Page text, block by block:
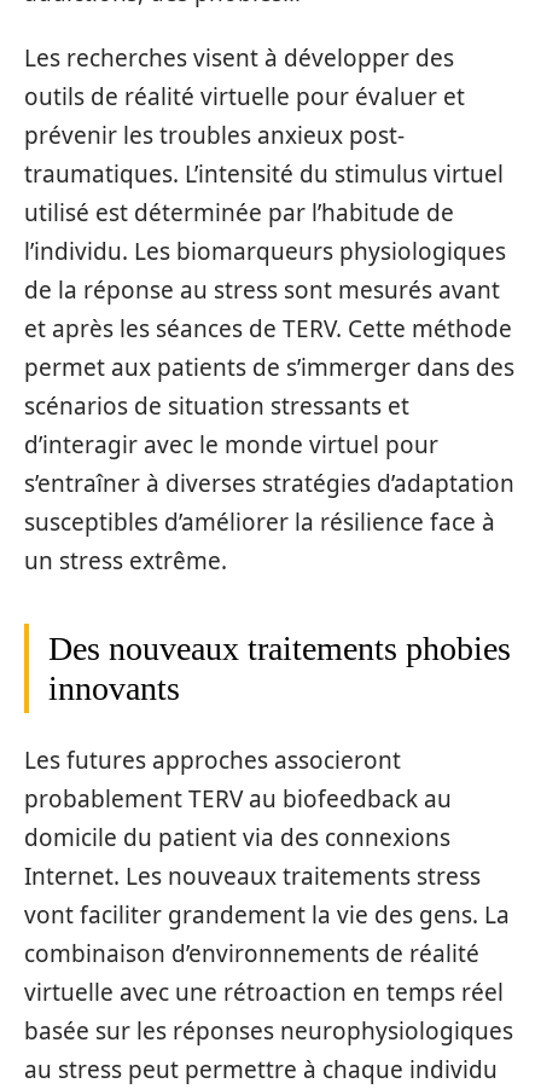
Les recherches visent à développer des
outils de réalité virtuelle pour évaluer et
prévenir les troubles anxieux post-
traumatiques. L’intensité du stimulus virtuel
utilisé est déterminée par l’habitude de
l’individu. Les biomarqueurs physiologiques
de la réponse au stress sont mesurés avant
et après les séances de TERV. Cette méthode
permet aux patients de s’immerger dans des
scénarios de situation stressants et
d’interagir avec le monde virtuel pour
s’entraîner à diverses stratégies d’adaptation
susceptibles d’améliorer la résilience face à
un stress extrême.
Des nouveaux traitements phobies
innovants
Les futures approches associeront
probablement TERV au biofeedback au
domicile du patient via des connexions
Internet. Les nouveaux traitements stress
vont faciliter grandement la vie des gens. La
combinaison d’environnements de réalité
virtuelle avec une rétroaction en temps réel
basée sur les réponses neurophysiologiques
au stress peut permettre à chaque individu